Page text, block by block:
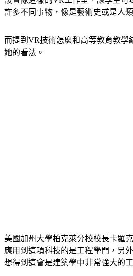
許多不同事物，像是藝術史或是人類
而提到VR技術怎麼和高等教育教學
她的看法。
美國加州大學柏克萊分校校長卡羅
應用到這項科技的是工程學門，另
想得到這會是建築學中非常強大的工